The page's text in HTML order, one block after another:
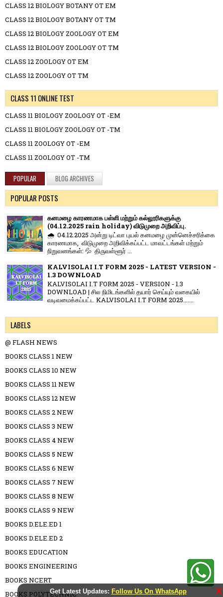
Get Latest Updates: Follow Us On WhatsApp X
CLASS 12 BIOLOGY BOTANY OT EM
CLASS 12 BIOLOGY BOTANY OT TM
CLASS 12 BIOLOGY ZOOLOGY OT EM
CLASS 12 BIOLOGY ZOOLOGY OT TM
CLASS 12 ZOOLOGY OT EM
CLASS 12 ZOOLOGY OT TM
CLASS 11 ONLINE TEST
CLASS 11 BIOLOGY ZOOLOGY OT -EM
CLASS 11 BIOLOGY ZOOLOGY OT -TM
CLASS 11 ZOOLOGY OT -EM
CLASS 11 ZOOLOGY OT -TM
POPULAR BLOG ARCHIVES
POPULAR POSTS
கனமழை காரணமாக பள்ளி மற்றும் கல்லூரிகளுக்கு
(04.12.2025 rain holiday) விடுமுறை அறிவிப்பு.
🌧️ 04.12.2025 அன்று டிட்வா புயல் கனமழை முன்னெச்சரிக்கை
காரணமாக, விடுமுறை அறிவிக்கப்பட்ட மாவட்டங்கள் மற்றும்
நிறுவனங்கள்: 💦 திருவள்ளூர் ...
KALVISOLAI I.T FORM 2025 - LATEST VERSION -
1.3 DOWNLOAD
KALVISOLAI I.T FORM 2025 - VERSION - 1.3
DOWNLOAD | சில நிமிடங்களில் தயார் செய்யும் வகையில்
வடிவமைக்கப்பட்ட KALVISOLAI I.T FORM 2025.......
LABELS
@ FLASH NEWS
BOOKS CLASS 1 NEW
BOOKS CLASS 10 NEW
BOOKS CLASS 11 NEW
BOOKS CLASS 12 NEW
BOOKS CLASS 2 NEW
BOOKS CLASS 3 NEW
BOOKS CLASS 4 NEW
BOOKS CLASS 5 NEW
BOOKS CLASS 6 NEW
BOOKS CLASS 7 NEW
BOOKS CLASS 8 NEW
BOOKS CLASS 9 NEW
BOOKS D.ELE.ED 1
BOOKS D.ELE.ED 2
BOOKS EDUCATION
BOOKS ENGINEERING
BOOKS NCERT
BOOKS POLYTECHNIC